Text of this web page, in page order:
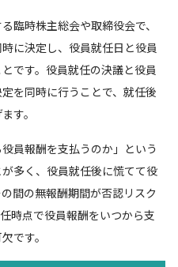
臨時株主総会や取締役会で、
に決定し、役員就任日と役員
です。役員就任の決議と役員
を同時に行うことで、就任後
す。
員報酬を支払うのか」という
多く、役員就任後に慌てて役
間の無報酬期間が否認リスク
時点で役員報酬をいつから支
です。